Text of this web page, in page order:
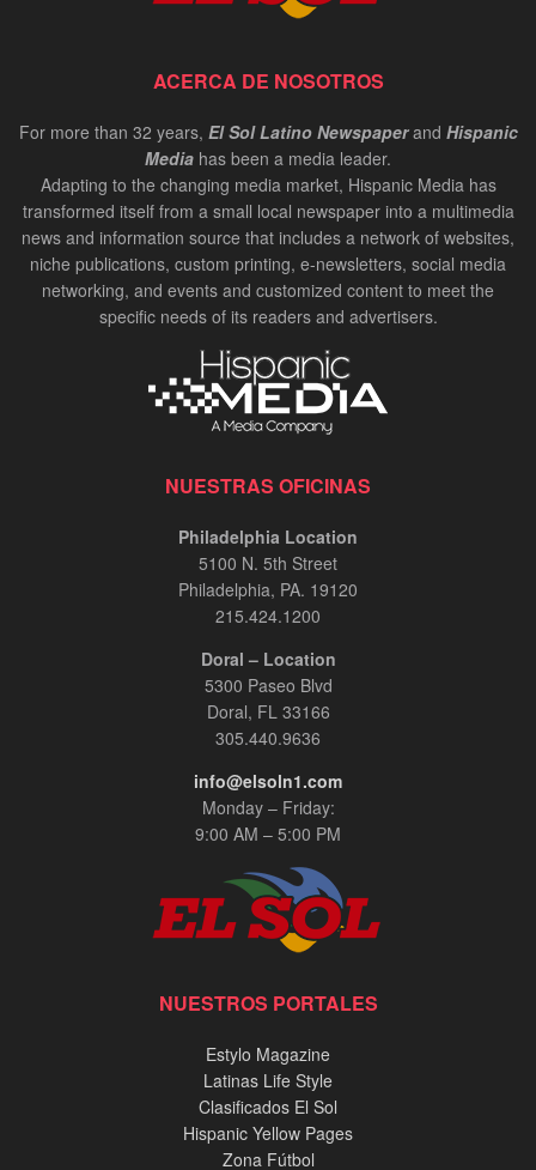
ACERCA DE NOSOTROS
For more than 32 years, El Sol Latino Newspaperand Hispanic
Media has been a media leader.
Adapting to the changing media market, Hispanic Media has
transformed itself from a small local newspaper into a multimedia
news and information source that includes a network of websites,
niche publications, custom printing, e-newsletters, social media
networking, and events and customized content to meet the
specific needs of its readers and advertisers.
NUESTRAS OFICINAS
Philadelphia Location
5100 N. 5th Street
Philadelphia, PA. 19120
215.424.1200
Doral – Location
5300 Paseo Blvd
Doral, FL 33166
305.440.9636
info@elsoln1.com
Monday – Friday:
9:00 AM – 5:00 PM
NUESTROS PORTALES
Estylo Magazine
Latinas Life Style
Clasificados El Sol
Hispanic Yellow Pages
Zona Fútbol